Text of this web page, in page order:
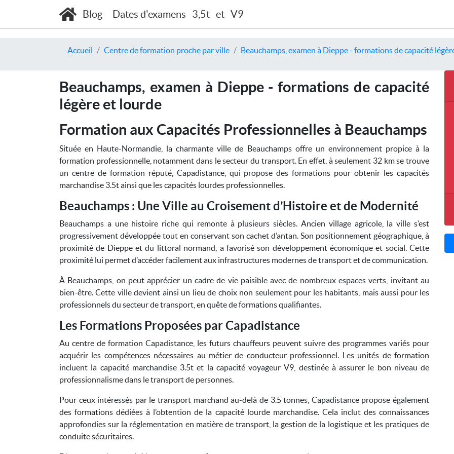
Blog Dates d'examens 3,5t et V9
Accueil Centre de formation proche par ville Beauchamps, examen à Dieppe - formations de capacité
Beauchamps, examen à Dieppe - formations de capacité
légère et lourde
Formation aux Capacités Professionnelles à Beauchamps
Située en Haute-Normandie, la charmante ville de Beauchamps offre un environnement propice à la
formation professionnelle, notamment dans le secteur du transport. En effet, à seulement 32 km se trouve
un centre de formation réputé, Capadistance, qui propose des formations pour obtenir les capacités
marchandise 3.5t ainsi que les capacités lourdes professionnelles.
Beauchamps : Une Ville au Croisement d’Histoire et de Modernité
Beauchamps a une histoire riche qui remonte à plusieurs siècles. Ancien village agricole, la ville s’est
progressivement développée tout en conservant son cachet d’antan. Son positionnement géographique, à
proximité de Dieppe et du littoral normand, a favorisé son développement économique et social. Cette
proximité lui permet d’accéder facilement aux infrastructures modernes de transport et de communication.
À Beauchamps, on peut apprécier un cadre de vie paisible avec de nombreux espaces verts, invitant au
bien-être. Cette ville devient ainsi un lieu de choix non seulement pour les habitants, mais aussi pour les
professionnels du secteur de transport, en quête de formations qualifiantes.
Les Formations Proposées par Capadistance
Au centre de formation Capadistance, les futurs chauffeurs peuvent suivre des programmes variés pour
acquérir les compétences nécessaires au métier de conducteur professionnel. Les unités de formation
incluent la capacité marchandise 3.5t et la capacité voyageur V9, destinée à assurer le bon niveau de
professionnalisme dans le transport de personnes.
Pour ceux intéressés par le transport marchand au-delà de 3.5 tonnes, Capadistance propose également
des formations dédiées à l’obtention de la capacité lourde marchandise. Cela inclut des connaissances
approfondies sur la réglementation en matière de transport, la gestion de la logistique et les pratiques de
conduite sécuritaires.